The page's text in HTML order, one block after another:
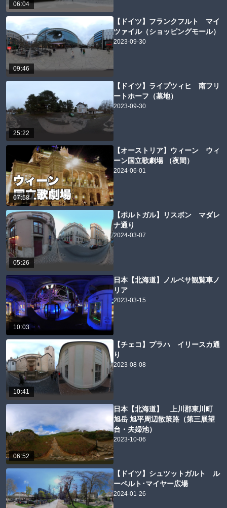
06:04
09:46
【ドイツ】フランクフルト マイ
ツァイル（ショッピングモール）
2023-09-30
25:22
【ドイツ】ライプツィヒ 南フリ
ートホーフ（墓地）
2023-09-30
07:58
【オーストリア】ウィーン ウィ
ーン国立歌劇場 （夜間）
2024-06-01
05:26
【ポルトガル】リスボン マダレ
ナ通り
2024-03-07
10:03
日本【北海道】ノルベサ観覧車ノ
リア
2023-03-15
10:41
【チェコ】プラハ イリースカ通
り
2023-08-08
06:52
日本【北海道】 上川郡東川町
旭岳 旭平周辺散策路（第三展望
台・夫婦池）
2023-10-06
【ドイツ】シュツットガルト ル
ーペルト･マイヤー広場
2024-01-26